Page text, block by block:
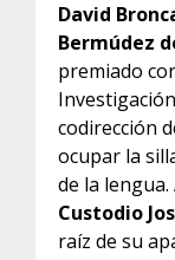
David
Bermúdez
premiado
codirección
ocupar la
de la
Custodio
raíz de su